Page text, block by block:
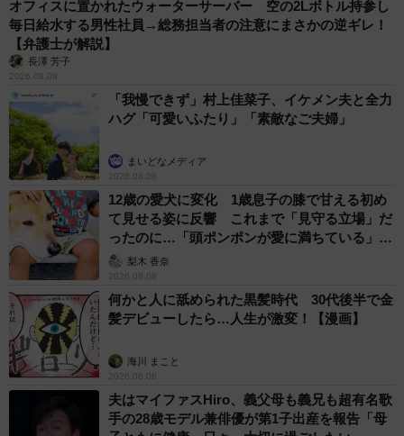
オフィスに置かれたウォーターサーバー 空の2Lボトル持参し
毎日給水する男性社員→総務担当者の注意にまさかの逆ギレ！
【弁護士が解説】
長澤 芳子
2026.08.08
「我慢できず」村上佳菜子、イケメン夫と全力
ハグ「可愛いふたり」「素敵なご夫婦」
まいどなメディア
2026.08.08
12歳の愛犬に変化 1歳息子の膝で甘える初め
て見せる姿に反響 これまで「見守る立場」だ
ったのに…「頭ポンポンが愛に満ちている」
「尊…」
梨木 香奈
2026.08.08
何かと人に舐められた黒髪時代 30代後半で金
髪デビューしたら…人生が激変！【漫画】
海川 まこと
2026.08.08
夫はマイファスHiro、義父母も義兄も超有名歌
手の28歳モデル兼俳優が第1子出産を報告「母